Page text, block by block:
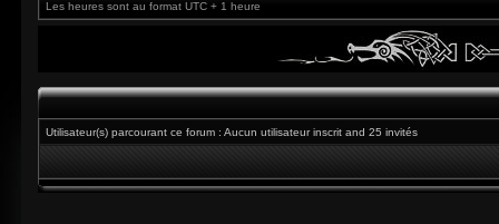
Les heures sont au format UTC + 1 heure
Utilisateur(s) parcourant ce forum : Aucun utilisateur inscrit and 25 invités